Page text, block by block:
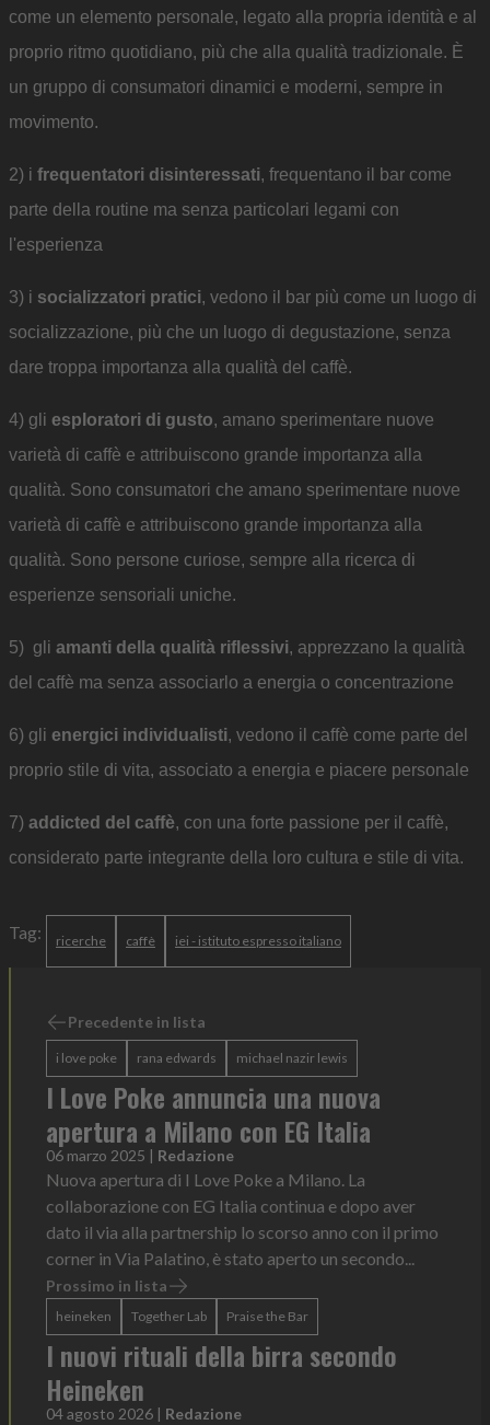
come un elemento personale, legato alla propria identità e al
proprio ritmo quotidiano, più che alla qualità tradizionale. È
un gruppo di consumatori dinamici e moderni, sempre in
movimento.
2) i frequentatori disinteressati, frequentano il bar come
parte della routine ma senza particolari legami con
l'esperienza
3) i socializzatori pratici, vedono il bar più come un luogo di
socializzazione, più che un luogo di degustazione, senza
dare troppa importanza alla qualità del caffè.
4) gli esploratori di gusto, amano sperimentare nuove
varietà di caffè e attribuiscono grande importanza alla
qualità. Sono consumatori che amano sperimentare nuove
varietà di caffè e attribuiscono grande importanza alla
qualità. Sono persone curiose, sempre alla ricerca di
esperienze sensoriali uniche.
5) gli amanti della qualità riflessivi, apprezzano la qualità
del caffè ma senza associarlo a energia o concentrazione
6) gli energici individualisti, vedono il caffè come parte del
proprio stile di vita, associato a energia e piacere personale
7) addicted del caffè, con una forte passione per il caffè,
considerato parte integrante della loro cultura e stile di vita.
Tag: ricerche caffè iei - istituto espresso italiano
Precedente in lista
i love poke rana edwards michael nazir lewis
I Love Poke annuncia una nuova
apertura a Milano con EG Italia
06 marzo 2025 | Redazione
Nuova apertura di I Love Poke a Milano. La
collaborazione con EG Italia continua e dopo aver
dato il via alla partnership lo scorso anno con il primo
corner in Via Palatino, è stato aperto un secondo...
Prossimo in lista
heineken Together Lab Praise the Bar
I nuovi rituali della birra secondo
Heineken
04 agosto 2026 | Redazione